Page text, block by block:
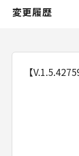
変更履歴
【